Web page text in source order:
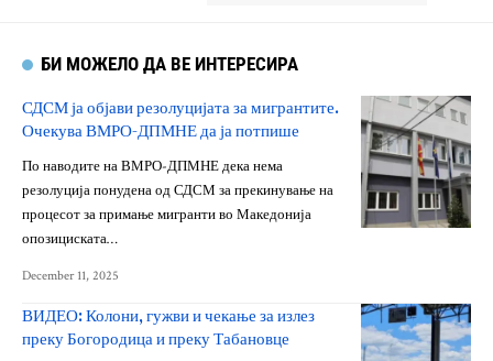
БИ МОЖЕЛО ДА ВЕ ИНТЕРЕСИРА
СДСМ ја објави резолуцијата за мигрантите.
Очекува ВМРО-ДПМНЕ да ја потпише
По наводите на ВМРО-ДПМНЕ дека нема
резолуција понудена од СДСМ за прекинување на
процесот за примање мигранти во Македонија
опозициската…
December 11, 2025
ВИДЕО: Колони, гужви и чекање за излез
преку Богородица и преку Табановце